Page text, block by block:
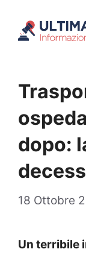
dopo:
18 Ottobre
Un terribile